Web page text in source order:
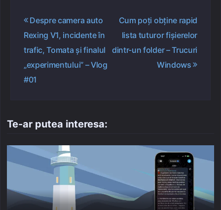
Navigare
articole
Despre camera auto
Rexing V1, incidente în
trafic, Tomata și finalul
„experimentului” – Vlog
#01
Cum poți obține rapid
lista tuturor fișierelor
dintr-un folder – Trucuri
Windows
Te-ar putea interesa: